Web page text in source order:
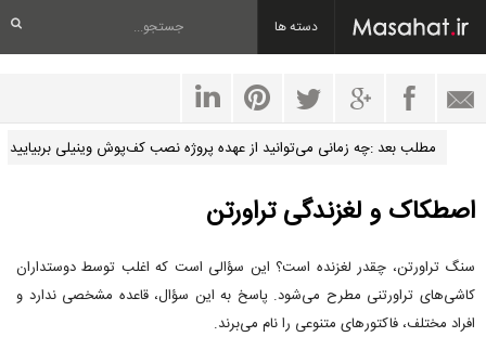
دسته ها
مطلب بعد :چه زمانی می‌توانید از عهده پروژه نصب کف‌پوش وینیلی بربیایید
اصطکاک و لغزندگی تراورتن
سنگ تراورتن، چقدر لغزنده است؟ این سؤالی است که اغلب توسط دوستداران
کاشی‌های تراورتنی مطرح می‌شود. پاسخ به این سؤال، قاعده مشخصی ندارد و
افراد مختلف، فاکتورهای متنوعی را نام می‌برند.